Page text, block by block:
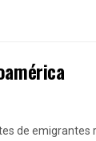
de emigrantes